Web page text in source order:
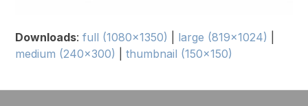
Downloads:full (1080x1350) large (819x1024)
medium (240x300)
|thumbnail (150x150)